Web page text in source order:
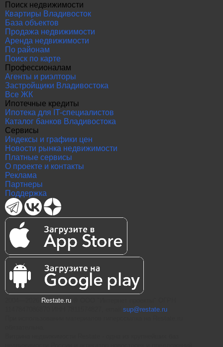
Поиск недвижимости
Квартиры Владивосток
База объектов
Продажа недвижимости
Аренда недвижимости
По районам
Поиск по карте
Профессионалам
Агенты и риэлторы
Застройщики Владивостока
Все ЖК
Ипотечные кредиты
Ипотека для IT-специалистов
Каталог банков Владивостока
Сервисы
Индексы и графики цен
Новости рынка недвижимости
Платные сервисы
О проекте и контакты
Реклама
Партнеры
Поддержка
Restate.ru
sup@restate.ru